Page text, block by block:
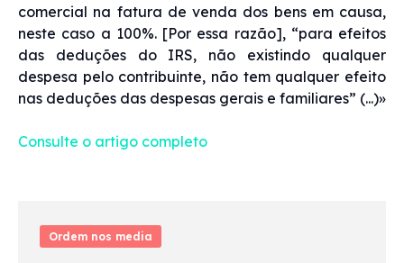
Ordem nos media
comercial na fatura de venda dos bens em causa,
neste caso a 100%. [Por essa razão], “para efeitos
das deduções do IRS, não existindo qualquer
despesa pelo contribuinte, não tem qualquer efeito
nas deduções das despesas gerais e familiares” (...)»
Consulte o artigo completo